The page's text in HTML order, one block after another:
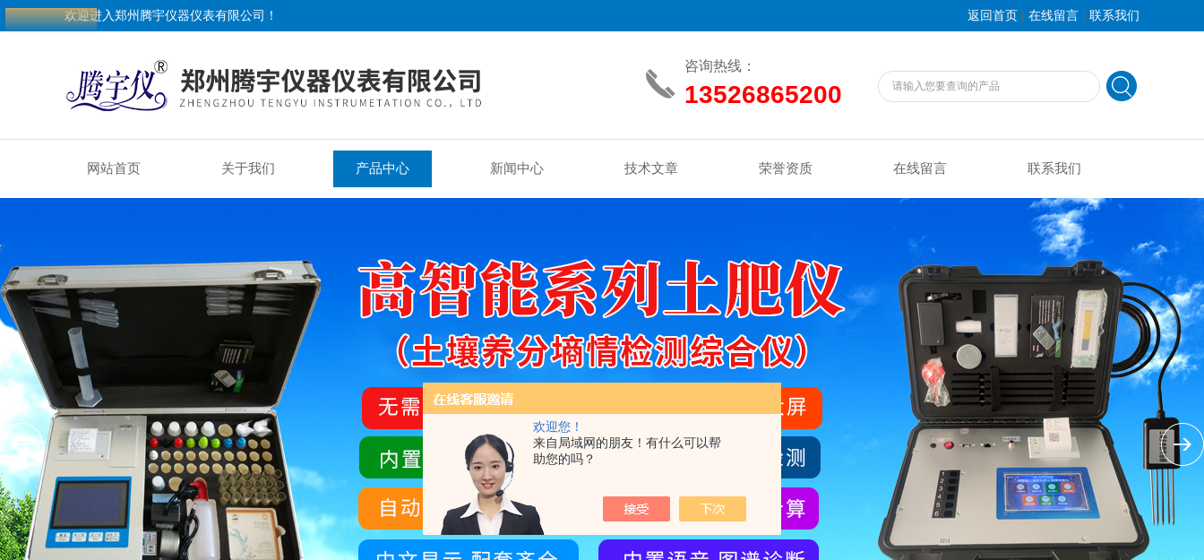
欢迎您！
来自局域网的朋友！有什么可以帮
助您的吗？
欢迎进入郑州腾宇仪器仪表有限公司！ 返回首页 | 在线留言 | 联系我们
咨询热线：
13526865200
网站首页 关于我们 产品中心 新闻中心 技术文章 荣誉资质 在线留言 联系我们